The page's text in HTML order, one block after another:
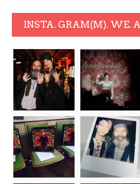
INSTA. GRAM(M). WE.